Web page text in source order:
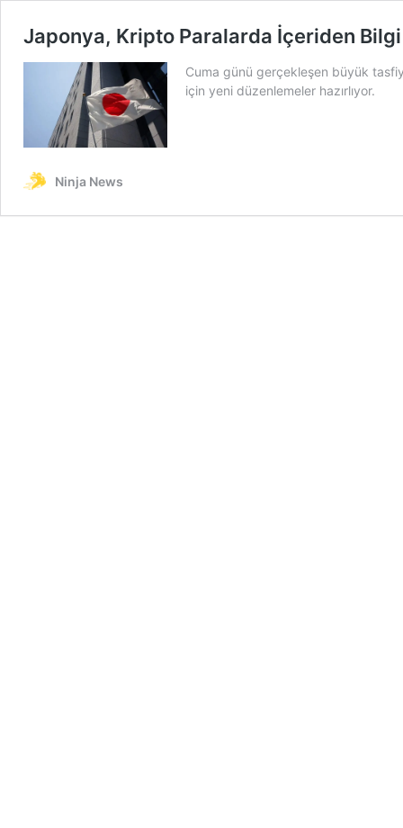
Japonya, Kripto Paralarda İçeriden
Cuma günü gerçekleşen büyük
için yeni düzenlemeler hazırlıyor.
Ninja News